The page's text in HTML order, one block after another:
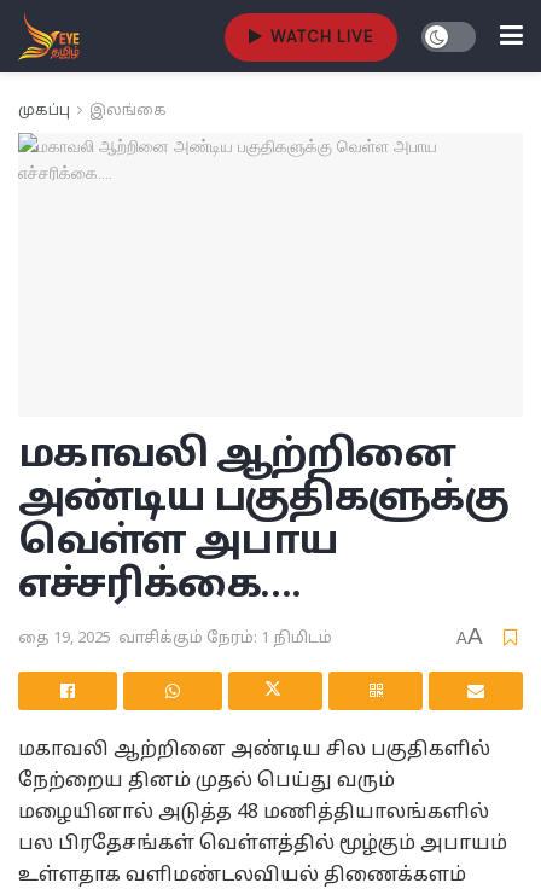
WATCH LIVE
முகப்பு இலங்கை
மகாவலி ஆற்றினை
அண்டிய பகுதிகளுக்கு
வெள்ள அபாய
எச்சரிக்கை….
தை 19, 2025 வாசிக்கும் நேரம்: 1 நிமிடம் AA
மகாவலி ஆற்றினை அண்டிய சில பகுதிகளில்
நேற்றைய தினம் முதல் பெய்து வரும்
மழையினால் அடுத்த 48 மணித்தியாலங்களில்
பல பிரதேசங்கள் வெள்ளத்தில் மூழ்கும் அபாயம்
உள்ளதாக வளிமண்டலவியல் திணைக்களம்